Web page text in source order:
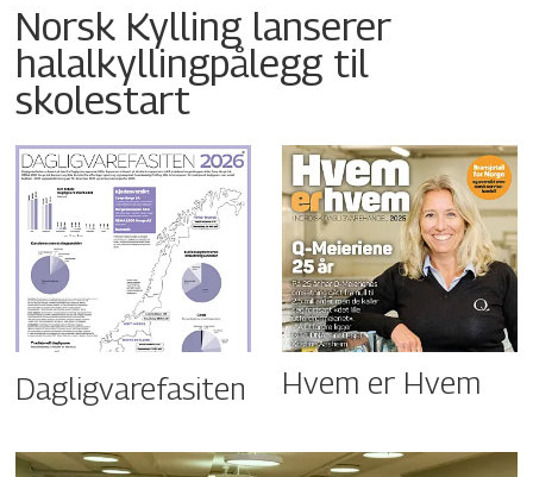
Norsk Kylling lanserer
halalkyllingpålegg til
skolestart
Dagligvarefasiten Hvem er Hvem